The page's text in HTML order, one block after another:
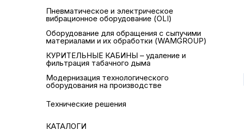
Пневматическое и электрическое
вибрационное оборудование (OLI)
Оборудование для обращения с сыпучими
материалами и их обработки (WAMGROUP)
КУРИТЕЛЬНЫЕ КАБИНЫ – удаление и
фильтрация табачного дыма
Модернизация технологического
оборудования на производстве
Технические решения
КАТАЛОГИ